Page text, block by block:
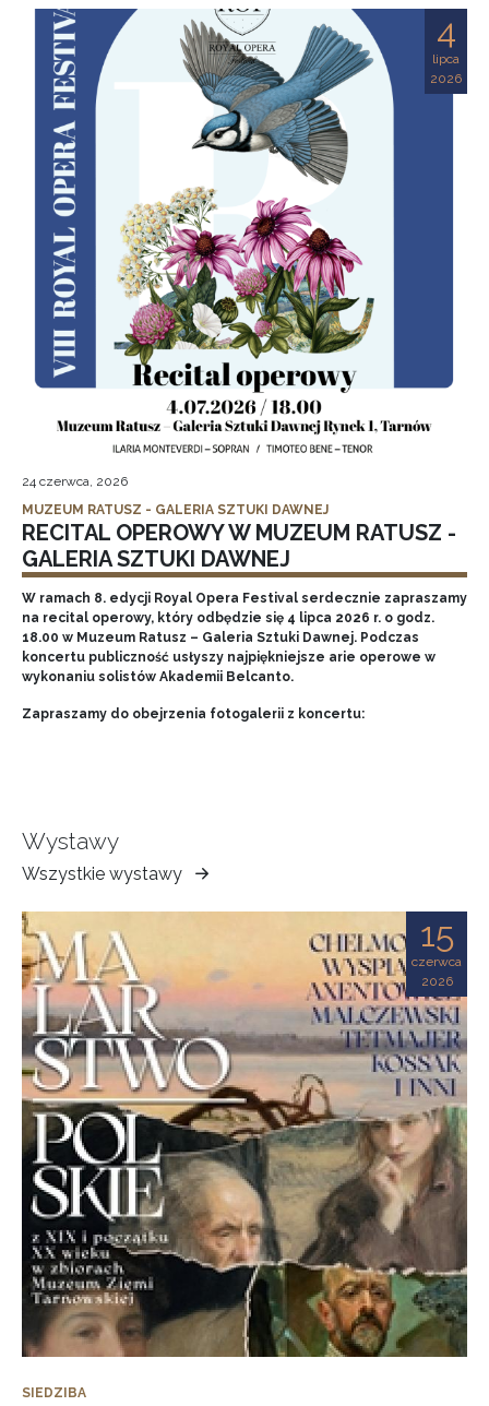
4
lipca
2026
24 czerwca, 2026
MUZEUM RATUSZ - GALERIA SZTUKI DAWNEJ
RECITAL OPEROWY W MUZEUM RATUSZ -
GALERIA SZTUKI DAWNEJ
W ramach 8. edycji Royal Opera Festival serdecznie zapraszamy
na recital operowy, który odbędzie się 4 lipca 2026 r. o godz.
18.00 w Muzeum Ratusz – Galeria Sztuki Dawnej. Podczas
koncertu publiczność usłyszy najpiękniejsze arie operowe w
wykonaniu solistów Akademii Belcanto.
Zapraszamy do obejrzenia fotogalerii z koncertu:
Wystawy
Wszystkie wystawy
Muzeum
Ziemi
Tarnowskiej
15
czerwca
2026
SIEDZIBA